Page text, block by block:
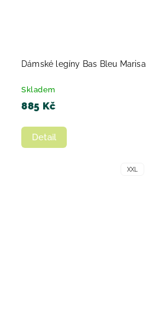
Dámské legíny Bas Bleu Marisa
Skladem
885 Kč
Detail
XXL